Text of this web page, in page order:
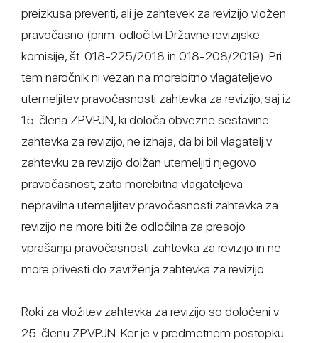
preizkusa preveriti, ali je zahtevek za revizijo vložen
pravočasno (prim. odločitvi Državne revizijske
komisije, št. 018-225/2018 in 018-208/2019). Pri
tem naročnik ni vezan na morebitno vlagateljevo
utemeljitev pravočasnosti zahtevka za revizijo, saj iz
15. člena ZPVPJN, ki določa obvezne sestavine
zahtevka za revizijo, ne izhaja, da bi bil vlagatelj v
zahtevku za revizijo dolžan utemeljiti njegovo
pravočasnost, zato morebitna vlagateljeva
nepravilna utemeljitev pravočasnosti zahtevka za
revizijo ne more biti že odločilna za presojo
vprašanja pravočasnosti zahtevka za revizijo in ne
more privesti do zavrženja zahtevka za revizijo.
Roki za vložitev zahtevka za revizijo so določeni v
25. členu ZPVPJN. Ker je v predmetnem postopku